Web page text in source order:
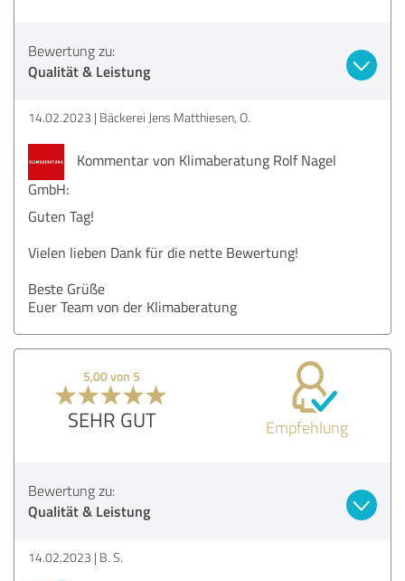
Bewertung zu:
Qualität & Leistung
14.02.2023 Bäckerei Jens Matthiesen, O.
Kommentar von Klimaberatung Rolf Nagel
GmbH:
Guten Tag!
Vielen lieben Dank für die nette Bewertung!
Beste Grüße
Euer Team von der Klimaberatung
5,00 von 5
SEHR GUT Empfehlung
Bewertung zu:
Qualität & Leistung
14.02.2023 B. S.